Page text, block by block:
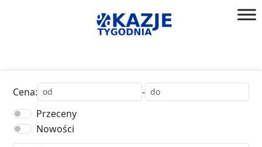
złap
Cena:
-
Przeceny
Nowości